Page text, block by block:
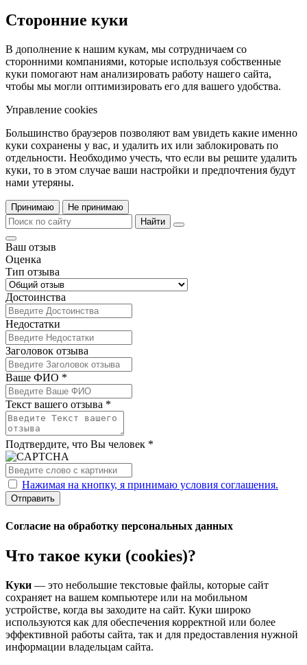
Сторонние куки
В дополнение к нашим кукам, мы сотрудничаем со
сторонними компаниями, которые используя собственные
куки помогают нам анализировать работу нашего сайта,
чтобы мы могли оптимизировать его для вашего удобства.
Управление cookies
Большинство браузеров позволяют вам увидеть какие именно
куки сохранены у вас, и удалить их или заблокировать по
отдельности. Необходимо учесть, что если вы решите удалить
куки, то в этом случае ваши настройки и предпочтения будут
нами утеряны.
Принимаю
Не принимаю
Найти
Ваш отзыв
Оценка
Тип отзыва
Достоинства
Недостатки
Заголовок отзыва
Ваше ФИО *
Текст вашего отзыва *
Подтвердите, что Вы человек *
Нажимая на кнопку, я принимаю условия соглашения.
Отправить
Согласие на обработку персональных данных
Что такое куки (cookies)?
Куки — это небольшие текстовые файлы, которые сайт
сохраняет на вашем компьютере или на мобильном
устройстве, когда вы заходите на сайт. Куки широко
используются как для обеспечения корректной или более
эффективной работы сайта, так и для предоставления нужной
информации владельцам сайта.